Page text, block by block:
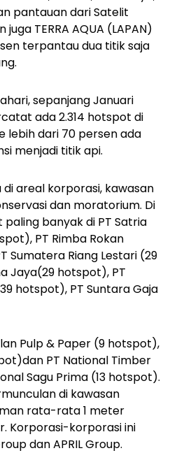
pantauan dari Satelit
juga TERRA AQUA (LAPAN)
terpantau dua titik saja
sepanjang Januari
ada 2.314 hotspot di
lebih dari 70 persen ada
menjadi titik api.
areal korporasi, kawasan
dan moratorium. Di
banyak di PT Satria
PT Rimba Rokan
Sumatera Riang Lestari (29
Jaya(29 hotspot), PT
hotspot), PT Suntara Gaja
Pulp & Paper (9 hotspot),
PT National Timber
Sagu Prima (13 hotspot).
di kawasan
rata-rata 1 meter
Korporasi-korporasi ini
dan APRIL Group.